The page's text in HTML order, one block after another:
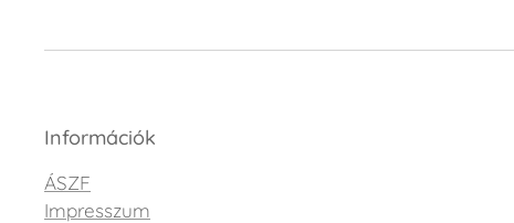
Információk
ÁSZF
Impresszum